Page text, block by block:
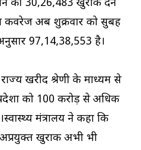
की 30,26,483 खुराक देने
कवरेज अब शुक्रवार को सुबह
97,14,38,553 है।
खरीद श्रेणी के माध्यम से
को 100 करोड़ से अधिक
मंत्रालय ने कहा कि
खुराक अभी भी